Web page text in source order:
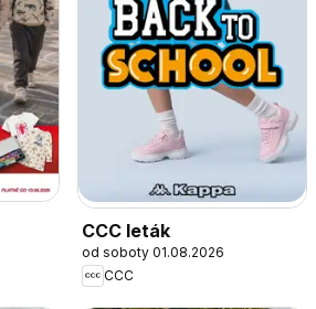
CCC leták
od soboty 01.08.2026
CCC